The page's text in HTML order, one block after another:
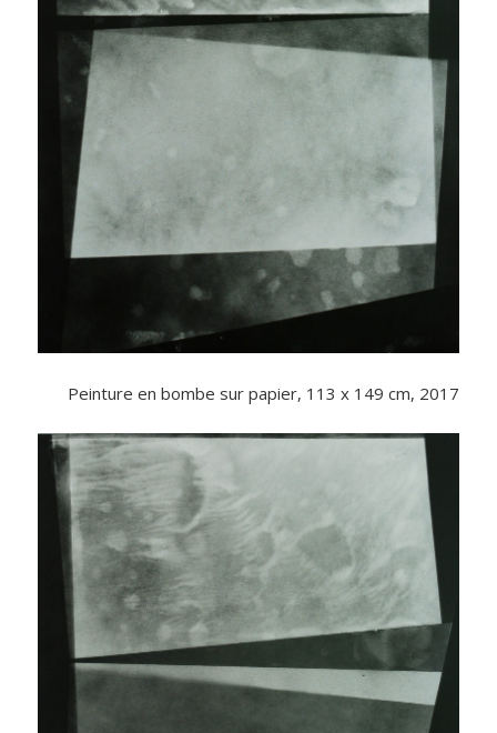
Peinture en bombe sur papier, 113 x 149 cm, 2017